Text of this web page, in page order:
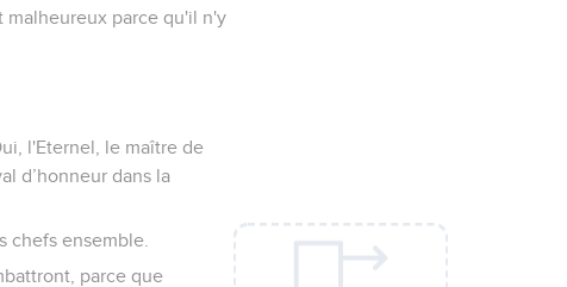
malheureux parce qu'il n'y
l'Eternel, le maître de
d’honneur dans la
chefs ensemble.
parce que